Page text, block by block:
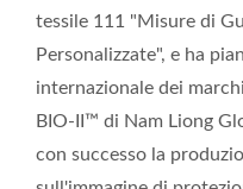
tessile 111 "Misure di
Personalizzate", e ha
internazionale dei
BIO-II™ di Nam Liong
con successo la